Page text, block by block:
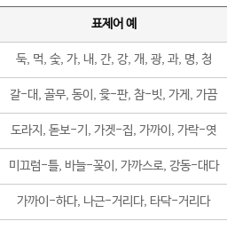
표제어 예
둑, 먹, 숯, 가, 내, 간, 강, 개, 광, 과, 명, 청
갈-대, 골무, 동이, 윷-판, 참-빗, 가게, 가끔
도라지, 돋보-기, 가겟-집, 가까이, 가락-엿
미끄럼-틀, 바늘-꽂이, 가까스로, 강동-대다
가까이-하다, 나근-거리다, 타닥-거리다